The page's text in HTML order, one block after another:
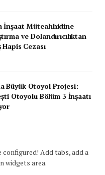
İnşaat Müteahhidine
ve Dolandırıcılıktan
Cezası
Büyük Otoyol Projesi:
Otoyolu Bölüm 3 İnşaatı
Add tabs, add a
widgets area.